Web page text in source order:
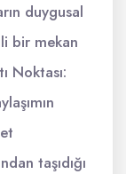
duygusal
bir mekan
Noktası:
taşıdığı